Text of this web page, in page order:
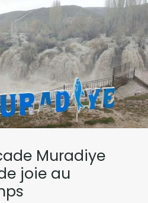
Muradiye
joie au